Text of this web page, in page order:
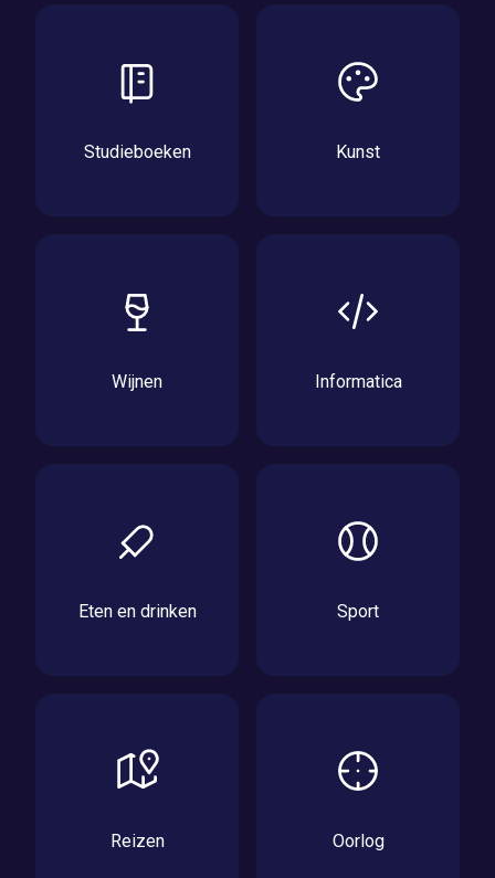
Studieboeken Kunst
Wijnen Informatica
Eten en drinken Sport
Reizen Oorlog